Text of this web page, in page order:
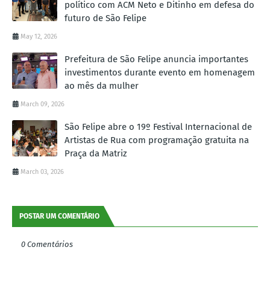
político com ACM Neto e Ditinho em defesa do
futuro de São Felipe
May 12, 2026
Prefeitura de São Felipe anuncia importantes
investimentos durante evento em homenagem
ao mês da mulher
March 09, 2026
São Felipe abre o 19º Festival Internacional de
Artistas de Rua com programação gratuita na
Praça da Matriz
March 03, 2026
POSTAR UM COMENTÁRIO
0 Comentários